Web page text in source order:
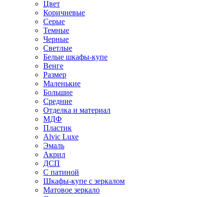
Цвет
Коричневые
Серые
Темные
Черные
Светлые
Белые шкафы-купе
Венге
Размер
Маленькие
Большие
Средние
Отделка и материал
МДФ
Пластик
Alvic Luxe
Эмаль
Акрил
ДСП
С патиной
Шкафы-купе с зеркалом
Матовое зеркало